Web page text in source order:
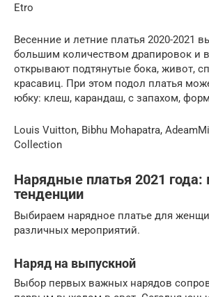
Etro
Весенние и летние платья 2020-2021
большим количеством драпировок и
открывают подтянутые бока, живот,
красавиц. При этом подол платья
юбку: клеш, карандаш, с запахом,
Louis Vuitton, Bibhu Mohapatra,
Collection
Нарядные платья 2021
тенденции
Выбираем нарядное платье для
различных мероприятий.
Наряд на выпускной
Выбор первых важных нарядов